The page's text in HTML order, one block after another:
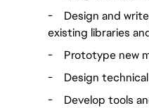
-
Design and
existing libraries
-
Prototype new
-
Design
-
Develop tools